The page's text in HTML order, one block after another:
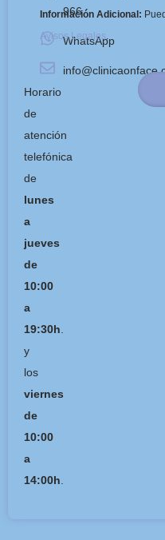
966
WhatsApp
Horario
de
atención
telefónica
de
lunes
a
jueves
de
10:00
a
19:30h.
y
los
viernes
de
10:00
a
14:00h.
Información Adicional:
Avisos Legales.